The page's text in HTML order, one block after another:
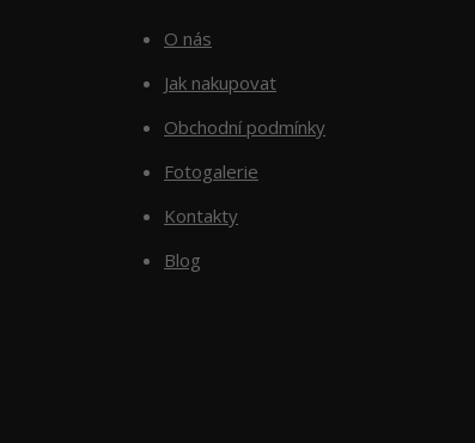
O nás
Jak nakupovat
Obchodní podmínky
Fotogalerie
Kontakty
Blog